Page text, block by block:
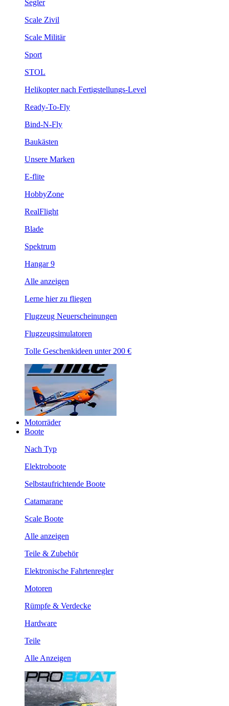
Segler
Scale Zivil
Scale Militär
Sport
STOL
Helikopter nach Fertigstellungs-Level
Ready-To-Fly
Bind-N-Fly
Baukästen
Unsere Marken
E-flite
HobbyZone
RealFlight
Blade
Spektrum
Hangar 9
Alle anzeigen
Lerne hier zu fliegen
Flugzeug Neuerscheinungen
Flugzeugsimulatoren
Tolle Geschenkideen unter 200 €
Motorräder
Boote
Nach Typ
Elektroboote
Selbstaufrichtende Boote
Catamarane
Scale Boote
Alle anzeigen
Teile & Zubehör
Elektronische Fahrtenregler
Motoren
Rümpfe & Verdecke
Hardware
Teile
Alle Anzeigen